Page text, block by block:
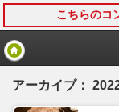
こちらのコ
アーカイブ：